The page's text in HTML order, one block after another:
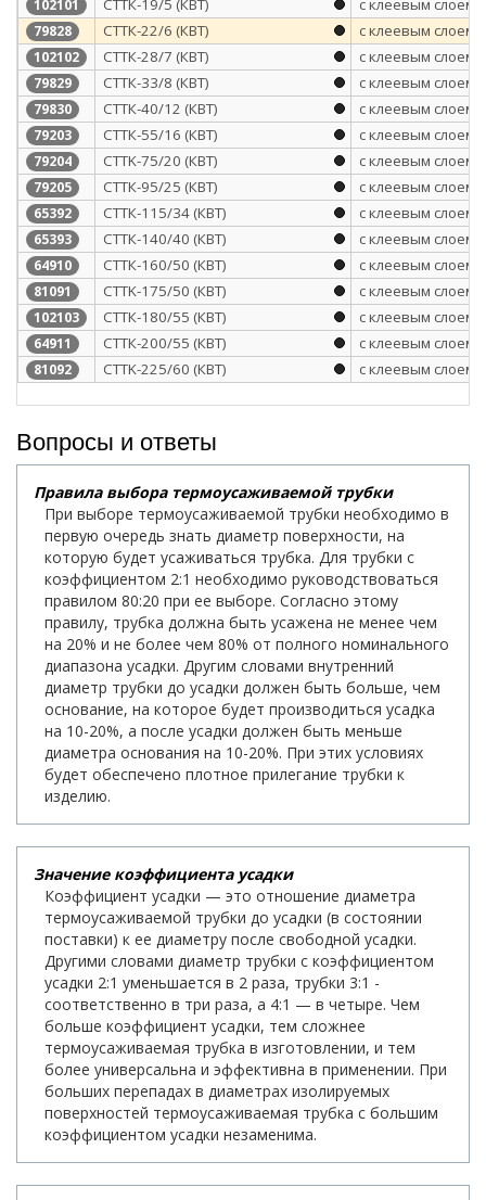
102101 СТТК-19/5 (КВТ) с клеевым слоем
79828 СТТК-22/6 (КВТ) с клеевым слоем
102102 СТТК-28/7 (КВТ) с клеевым слоем
79829 СТТК-33/8 (КВТ) с клеевым слоем
79830 СТТК-40/12 (КВТ) с клеевым слоем
79203 СТТК-55/16 (КВТ) с клеевым слоем
79204 CTTK-75/20 (КВТ) с клеевым слоем
79205 СТТК-95/25 (КВТ) с клеевым слоем
65392 СТТК-115/34 (КВТ) с клеевым слоем
65393 СТТК-140/40 (КВТ) с клеевым слоем
64910 СТТК-160/50 (КВТ) с клеевым слоем
81091 CTTK-175/50 (КВТ) с клеевым слоем
102103 СТТК-180/55 (КВТ) с клеевым слоем
64911 СТТК-200/55 (КВТ) с клеевым слоем
81092 CTTK-225/60 (КВТ) с клеевым слоем
Вопросы и ответы
Правила выбора термоусаживаемой трубки
При выборе термоусаживаемой трубки необходимо в
первую очередь знать диаметр поверхности, на
которую будет усаживаться трубка. Для трубки с
коэффициентом 2:1 необходимо руководствоваться
правилом 80:20 при ее выборе. Согласно этому
правилу, трубка должна быть усажена не менее чем
на 20% и не более чем 80% от полного номинального
диапазона усадки. Другим словами внутренний
диаметр трубки до усадки должен быть больше, чем
основание, на которое будет производиться усадка
на 10-20%, а после усадки должен быть меньше
диаметра основания на 10-20%. При этих условиях
будет обеспечено плотное прилегание трубки к
изделию.
Значение коэффициента усадки
Коэффициент усадки — это отношение диаметра
термоусаживаемой трубки до усадки (в состоянии
поставки) к ее диаметру после свободной усадки.
Другими словами диаметр трубки с коэффициентом
усадки 2:1 уменьшается в 2 раза, трубки 3:1 -
соответственно в три раза, а 4:1 — в четыре. Чем
больше коэффициент усадки, тем сложнее
термоусаживаемая трубка в изготовлении, и тем
более универсальна и эффективна в применении. При
больших перепадах в диаметрах изолируемых
поверхностей термоусаживаемая трубка с большим
коэффициентом усадки незаменима.